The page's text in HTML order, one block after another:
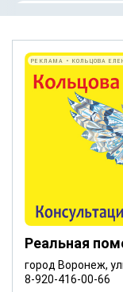
Реальная
город Воронеж,
8-920-416-00-66
РЕКЛАМА • КОЛЬЦОВА